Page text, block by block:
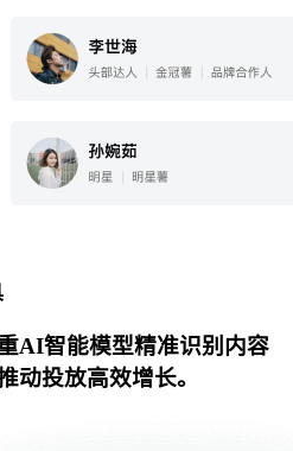
AI智能模型精准识别内容
动投放高效增长。